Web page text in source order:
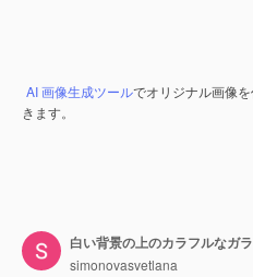
AI 画像生成ツールでオリジナル画像を
きます。
白い背景の上のカラフルなガ
simonovasvetlana